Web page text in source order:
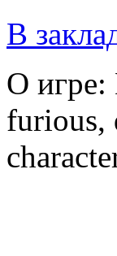
В
О игре:
furious,